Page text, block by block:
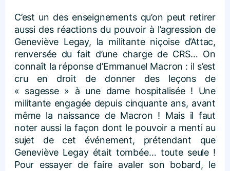
C’est un des enseignements qu’on peut retirer
aussi des réactions du pouvoir à l’agression de
Geneviève Legay, la militante niçoise d’Attac,
renversée du fait d’une charge de CRS… On
connaît la réponse d’Emmanuel Macron : il s’est
cru en droit de donner des leçons de
« sagesse » à une dame hospitalisée ! Une
militante engagée depuis cinquante ans, avant
même la naissance de Macron ! Mais il faut
noter aussi la façon dont le pouvoir a menti au
sujet de cet événement, prétendant que
Geneviève Legay était tombée… toute seule !
Pour essayer de faire avaler son bobard, le